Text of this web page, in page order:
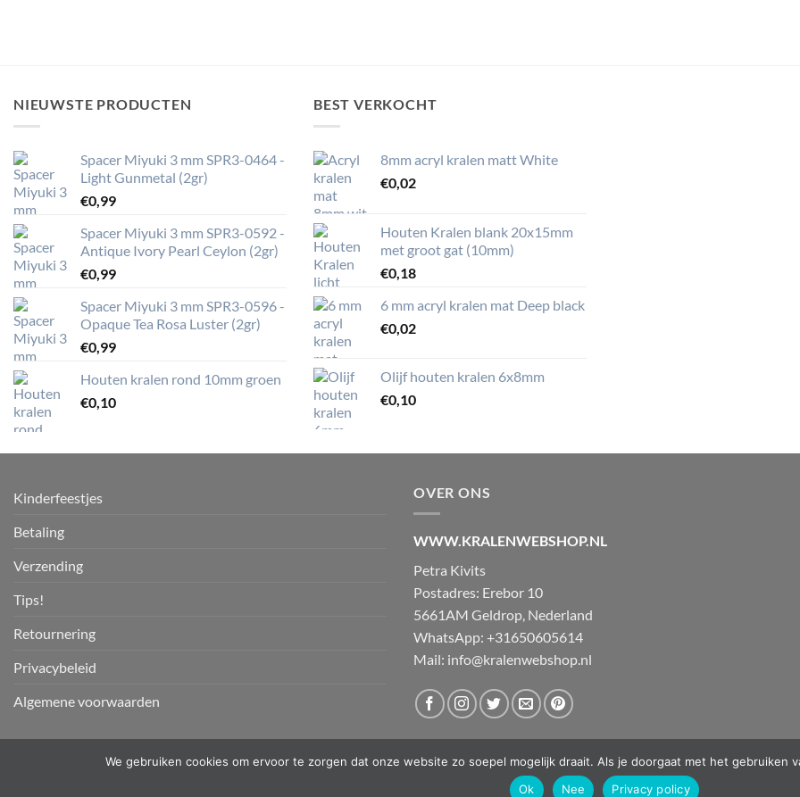
NIEUWSTE PRODUCTEN
Spacer Miyuki 3 mm SPR3-0464 -
Light Gunmetal (2gr)
€0,99
Spacer Miyuki 3 mm SPR3-0592 -
Antique Ivory Pearl Ceylon (2gr)
€0,99
Spacer Miyuki 3 mm SPR3-0596 -
Opaque Tea Rosa Luster (2gr)
€0,99
Houten kralen rond 10mm groen
€0,10
BEST VERKOCHT
8mm acryl kralen matt White
€0,02
Houten Kralen blank 20x15mm
met groot gat (10mm)
€0,18
6 mm acryl kralen mat Deep black
€0,02
Olijf houten kralen 6x8mm
€0,10
Kinderfeestjes
Betaling
Verzending
Tips!
Retournering
Privacybeleid
Algemene voorwaarden
OVER ONS
WWW.KRALENWEBSHOP.NL
Petra Kivits
Postadres: Erebor 10
5661AM Geldrop, Nederland
WhatsApp: +31650605614
Mail: info@kralenwebshop.nl
Copyright 2026 ©PKW-designs
We gebruiken cookies om ervoor te zorgen dat onze website zo soepel mogelijk draait. Als je doorgaat met het gebruiken
Ok
Nee Privacy policy